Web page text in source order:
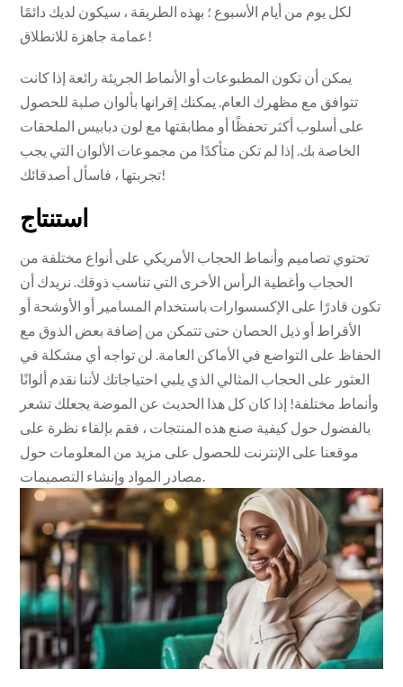
لكل يوم من أيام الأسبوع ؛ بهذه الطريقة ، سيكون لديك دائمًا
عمامة جاهزة للانطلاق!
يمكن أن تكون المطبوعات أو الأنماط الجريئة رائعة إذا كانت
تتوافق مع مظهرك العام. يمكنك إقرانها بألوان صلبة للحصول
على أسلوب أكثر تحفظًا أو مطابقتها مع لون دبابيس الملحقات
الخاصة بك. إذا لم تكن متأكدًا من مجموعات الألوان التي يجب
تجربتها ، فاسأل أصدقائك!
استنتاج
تحتوي تصاميم وأنماط الحجاب الأمريكي على أنواع مختلفة من
الحجاب وأغطية الرأس الأخرى التي تناسب ذوقك. نريدك أن
تكون قادرًا على الإكسسوارات باستخدام المسامير أو الأوشحة أو
الأقراط أو ذيل الحصان حتى تتمكن من إضافة بعض الذوق مع
الحفاظ على التواضع في الأماكن العامة. لن تواجه أي مشكلة في
العثور على الحجاب المثالي الذي يلبي احتياجاتك لأننا نقدم ألوانًا
وأنماط مختلفة! إذا كان كل هذا الحديث عن الموضة يجعلك تشعر
بالفضول حول كيفية صنع هذه المنتجات ، فقم بإلقاء نظرة على
موقعنا على الإنترنت للحصول على مزيد من المعلومات حول